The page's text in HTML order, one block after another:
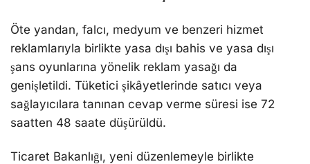
Öte yandan, falcı, medyum ve benzeri hizmet
reklamlarıyla birlikte yasa dışı bahis ve yasa dışı
şans oyunlarına yönelik reklam yasağı da
genişletildi. Tüketici şikâyetlerinde satıcı veya
sağlayıcılara tanınan cevap verme süresi ise 72
saatten 48 saate düşürüldü.
Ticaret Bakanlığı, yeni düzenlemeyle birlikte